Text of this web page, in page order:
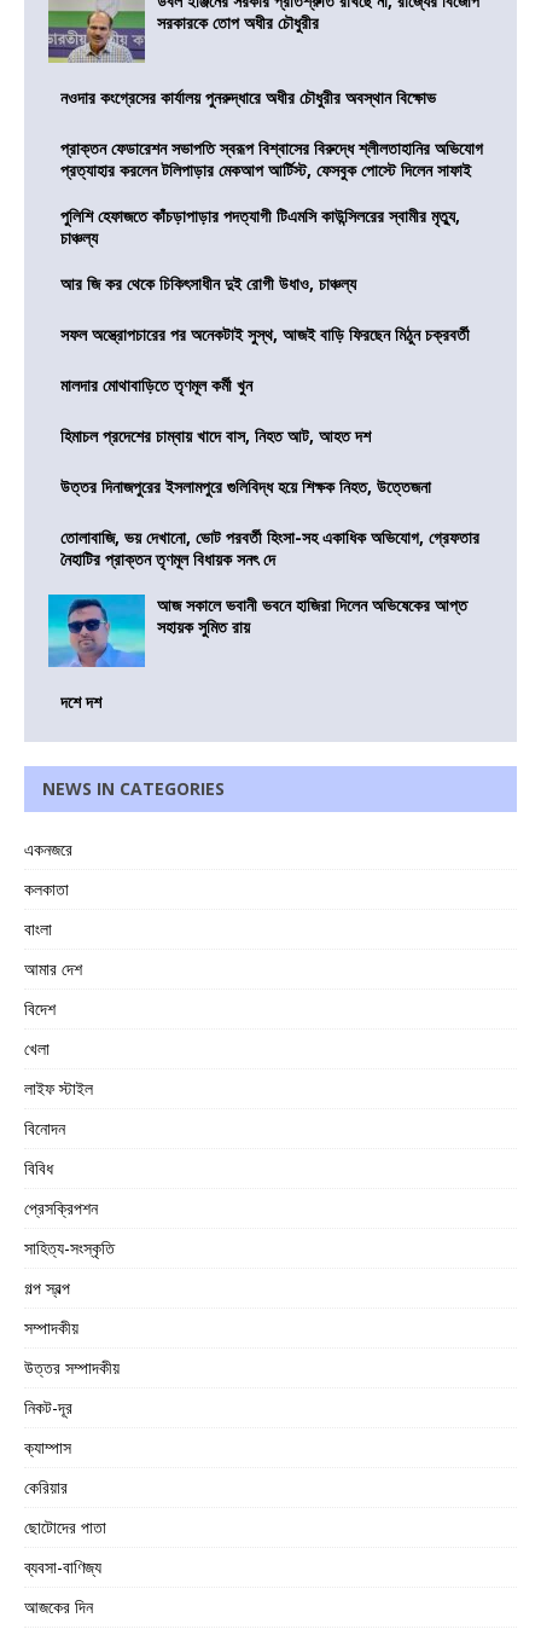
সরকারকে তোপ অধীর চৌধুরীর
নওদার কংগ্রেসের কার্যালয় পুনরুদ্ধারে অধীর চৌধুরীর অবস্থান বিক্ষোভ
প্রাক্তন ফেডারেশন সভাপতি স্বরূপ বিশ্বাসের বিরুদ্ধে শ্লীলতাহানির অভিযোগ
প্রত্যাহার করলেন টলিপাড়ার মেকআপ আর্টিস্ট, ফেসবুক পোস্টে দিলেন সাফাই
পুলিশি হেফাজতে কাঁচড়াপাড়ার পদত্যাগী টিএমসি কাউন্সিলরের স্বামীর মৃত্যু,
চাঞ্চল্য
আর জি কর থেকে চিকিৎসাধীন দুই রোগী উধাও, চাঞ্চল্য
সফল অস্ত্রোপচারের পর অনেকটাই সুস্থ, আজই বাড়ি ফিরছেন মিঠুন চক্রবর্তী
মালদার মোথাবাড়িতে তৃণমূল কর্মী খুন
হিমাচল প্রদেশের চাম্বায় খাদে বাস, নিহত আট, আহত দশ
উত্তর দিনাজপুরের ইসলামপুরে গুলিবিদ্ধ হয়ে শিক্ষক নিহত, উত্তেজনা
তোলাবাজি, ভয় দেখানো, ভোট পরবর্তী হিংসা-সহ একাধিক অভিযোগ, গ্রেফতার
নৈহাটির প্রাক্তন তৃণমূল বিধায়ক সনৎ দে
আজ সকালে ভবানী ভবনে হাজিরা দিলেন অভিষেকের আপ্ত
সহায়ক সুমিত রায়
দশে দশ
NEWS IN CATEGORIES
একনজরে
কলকাতা
বাংলা
আমার দেশ
বিদেশ
খেলা
লাইফ স্টাইল
বিনোদন
বিবিধ
প্রেসক্রিপশন
সাহিত্য-সংস্কৃতি
গল্প স্বল্প
সম্পাদকীয়
উত্তর সম্পাদকীয়
নিকট-দূর
ক্যাম্পাস
কেরিয়ার
ছোটোদের পাতা
ব্যবসা-বাণিজ্য
আজকের দিন